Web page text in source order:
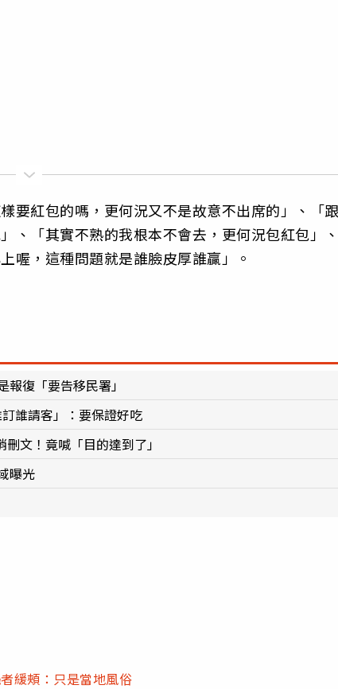
要紅包的嗎，更何況又不是故意不出席的」、「
、「其實不熟的我根本不會去，更何況包紅包」
喔，這種問題就是誰臉皮厚誰贏」。
復「要告移民署」
誰請客」：要保證好吃
文！竟喊「目的達到了」
曝光
緩頰：只是當地風俗